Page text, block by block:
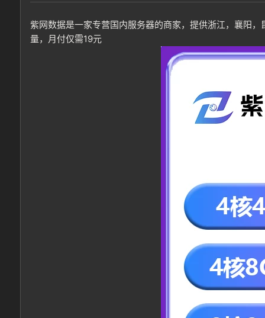
紫网数据是一家专营国内服务器的商家，提供浙江，襄阳
量，月付仅需19元